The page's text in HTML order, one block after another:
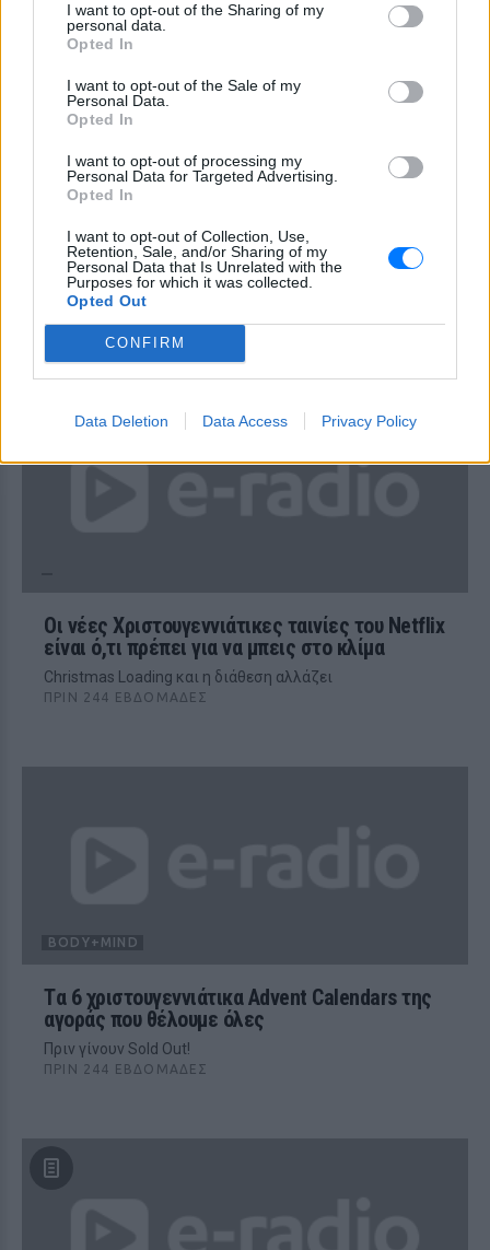
I want to opt-out of the Sharing of my
personal data.
Opted In
I want to opt-out of the Sale of my
Personal Data.
Opted In
I want to opt-out of processing my
Personal Data for Targeted Advertising.
Opted In
I want to opt-out of Collection, Use,
Retention, Sale, and/or Sharing of my
Personal Data that Is Unrelated with the
Purposes for which it was collected.
Opted Out
CONFIRM
Data Deletion Data Access Privacy Policy
XMAS
Τα 5 σπουδαιότερα Χριστουγεννιάτικα
άλμπουμ
Ζήστε τις γιορτές με την καλύτερη μουσική
ΠΡΙΝ 294 ΕΒΔΟΜΆΔΕΣ
Οι νέες Χριστουγεννιάτικες ταινίες του Netflix
είναι ό,τι πρέπει για να μπεις στο κλίμα
Christmas Loading και η διάθεση αλλάζει
ΠΡΙΝ 244 ΕΒΔΟΜΆΔΕΣ
BODY+MIND
Tα 6 χριστουγεννιάτικα Advent Calendars της
αγοράς που θέλουμε όλες
Πριν γίνουν Sold Out!
ΠΡΙΝ 244 ΕΒΔΟΜΆΔΕΣ